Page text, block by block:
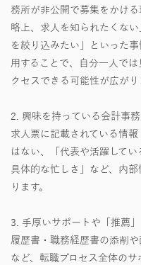
務所が非公開で募集をかけ
略上、求人を知られたくな
を絞り込みたい」といった
用することで、自分一人で
クセスできる可能性が広がり
2. 興味を持っている会計事
求人票に記載されている情
はない、「代表や活躍して
具体的な忙しさ」など、内
ります。
3. 手厚いサポートや「推薦
履歴書・職務経歴書の添削
など、転職プロセス全体の